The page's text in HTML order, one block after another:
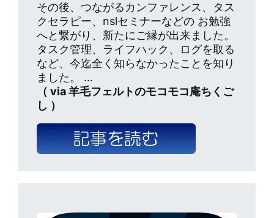
その後、つながるカンファレンス、タス
クセラピー、nslセミナーなどの お勉強
へと繋がり、新たにご縁が出来ました。
タスク管理、ライフハック、ログを取る
など、今迄全く知らなかったことを知り
ました。 …
（ via 羊毛フェルトのモコモコ庵ちくご
し ）